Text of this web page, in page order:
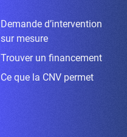
Demande d’intervention
sur mesure
Trouver un financement
Ce que la CNV permet